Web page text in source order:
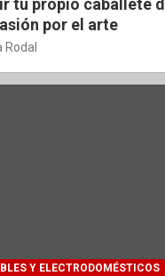
tu propio caballete
por el arte
Rodal
Y ELECTRODOMÉSTICOS